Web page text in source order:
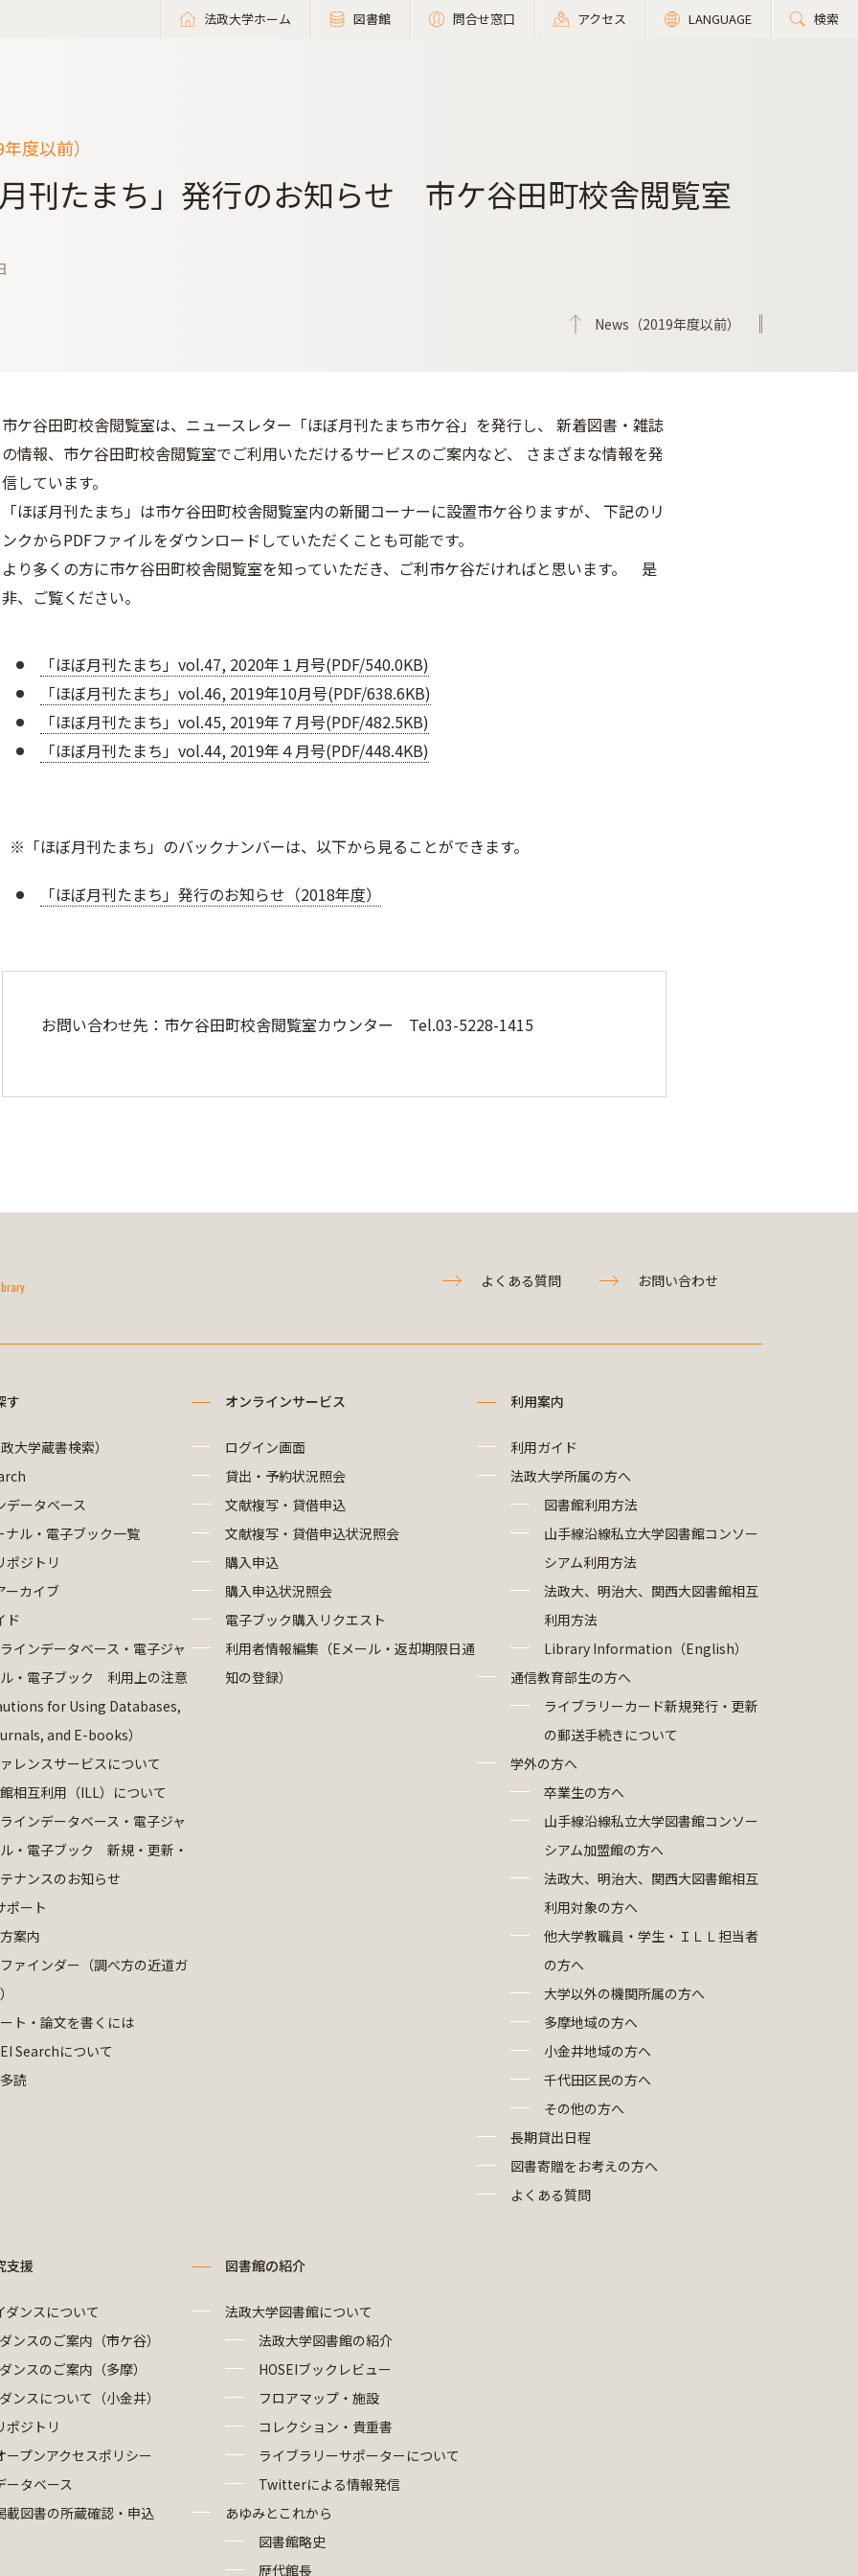
法政大学ホーム 図書館 問合せ窓口 アクセス LANGUAGE 検索
度以前）
月刊たまち」発行のお知らせ 市ケ谷田町校舎閲覧室
News（2019年度以前）
市ケ谷田町校舎閲覧室は、ニュースレター「ほぼ月刊たまち市ケ谷」を発行し、 新着図書・雑誌
の情報、市ケ谷田町校舎閲覧室でご利用いただけるサービスのご案内など、 さまざまな情報を発
信しています。
「ほぼ月刊たまち」は市ケ谷田町校舎閲覧室内の新聞コーナーに設置市ケ谷りますが、 下記のリ
ンクからPDFファイルをダウンロードしていただくことも可能です。
より多くの方に市ケ谷田町校舎閲覧室を知っていただき、ご利市ケ谷だければと思います。 是
非、ご覧ください。
「ほぼ月刊たまち」vol.47, 2020年１月号(PDF/540.0KB)
「ほぼ月刊たまち」vol.46, 2019年10月号(PDF/638.6KB)
「ほぼ月刊たまち」vol.45, 2019年７月号(PDF/482.5KB)
「ほぼ月刊たまち」vol.44, 2019年４月号(PDF/448.4KB)
※「ほぼ月刊たまち」のバックナンバーは、以下から見ることができます。
「ほぼ月刊たまち」発行のお知らせ（2018年度）
お問い合わせ先：市ケ谷田町校舎閲覧室カウンター Tel.03-5228-1415
よくある質問 お問い合わせ
す
大学蔵書検索）
データベース
ナル・電子ブック一覧
ポジトリ
ーカイブ
ド
インデータベース・電子ジャ
・電子ブック 利用上の注意
for Using Databases,
and E-books）
レンスサービスについて
相互利用（ILL）について
インデータベース・電子ジャ
・電子ブック 新規・更新・
ナンスのお知らせ
ポート
案内
ァインダー（調べ方の近道ガ
ト・論文を書くには
Searchについて
読
オンラインサービス
ログイン画面
貸出・予約状況照会
文献複写・貸借申込
文献複写・貸借申込状況照会
購入申込
購入申込状況照会
電子ブック購入リクエスト
利用者情報編集（Eメール・返却期限日通
知の登録）
利用案内
利用ガイド
法政大学所属の方へ
図書館利用方法
山手線沿線私立大学図書館コンソー
シアム利用方法
法政大、明治大、関西大図書館相互
利用方法
Library Information（English）
通信教育部生の方へ
ライブラリーカード新規発行・更新
の郵送手続きについて
学外の方へ
卒業生の方へ
山手線沿線私立大学図書館コンソー
シアム加盟館の方へ
法政大、明治大、関西大図書館相互
利用対象の方へ
他大学教職員・学生・ＩＬＬ担当者
の方へ
大学以外の機関所属の方へ
多摩地域の方へ
小金井地域の方へ
千代田区民の方へ
その他の方へ
長期貸出日程
図書寄贈をお考えの方へ
よくある質問
支援
ダンスについて
ンスのご案内（市ケ谷）
ンスのご案内（多摩）
ンスについて（小金井）
ポジトリ
ープンアクセスポリシー
ータベース
載図書の所蔵確認・申込
図書館の紹介
法政大学図書館について
法政大学図書館の紹介
HOSEIブックレビュー
フロアマップ・施設
コレクション・貴重書
ライブラリーサポーターについて
Twitterによる情報発信
あゆみとこれから
図書館略史
歴代館長